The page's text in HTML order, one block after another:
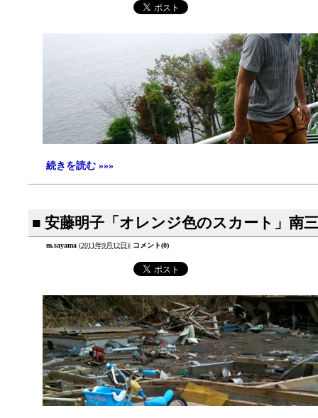
続きを読む »»»
■ 安藤明子「オレンジ色のスカート」南
m.sayama (2011年9月12日)| コメント(0)